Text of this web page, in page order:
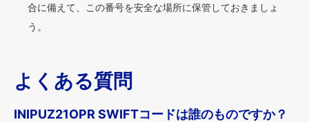
合に備えて、この番号を安全な場所に保管しておきましょ
う。
よくある質問
INIPUZ21OPR SWIFTコードは誰のものですか？